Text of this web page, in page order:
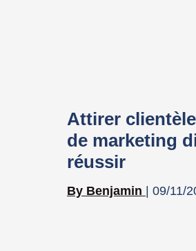
Attirer
de marketing
réussir
Benjamin 09/11/